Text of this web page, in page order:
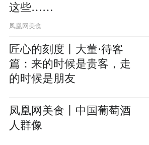
这些……
凤凰网美食
匠心的刻度丨大董·待客
篇：来的时候是贵客，走
的时候是朋友
凤凰网美食丨中国葡萄酒
人群像